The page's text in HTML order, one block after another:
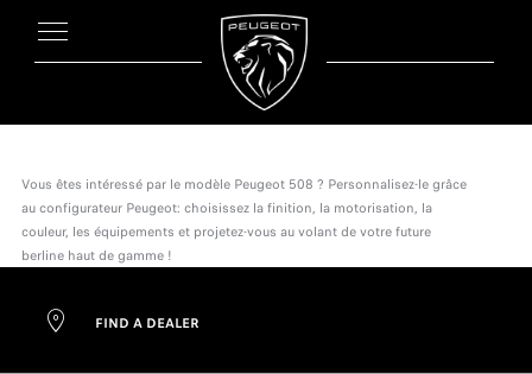
Vous êtes intéressé par le modèle Peugeot 508 ? Personnalisez-le grâce
au configurateur Peugeot: choisissez la finition, la motorisation, la
couleur, les équipements et projetez-vous au volant de votre future
berline haut de gamme !
FIND A DEALER